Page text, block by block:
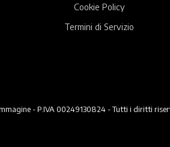
Cookie Policy
Termini di Servizio
- P.IVA 00249130824 - Tutti i diritti